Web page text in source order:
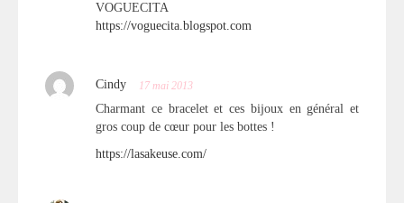
VOGUECITA
https://voguecita.blogspot.com
Cindy 17 mai 2013
Charmant ce bracelet et ces bijoux en général et
gros coup de cœur pour les bottes !
https://lasakeuse.com/